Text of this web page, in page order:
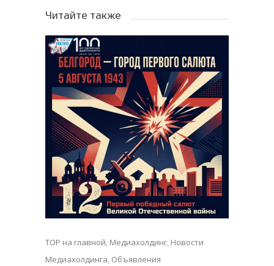
Читайте также
TOP на главной, Медиахолдинг, Новости
Медиахолдинга, Объявления